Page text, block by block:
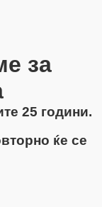
за
25 години.
ќе се